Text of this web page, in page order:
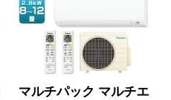
マルチパック マルチエ